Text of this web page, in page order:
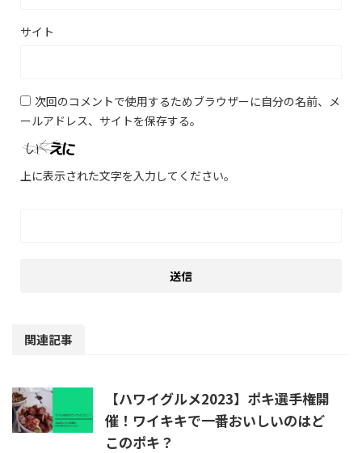
サイト
次回のコメントで使用するためブラウザーに自分の名前、メ
ールアドレス、サイトを保存する。
上に表示された文字を入力してください。
関連記事
【ハワイグルメ2023】ポキ選手権開
催！ワイキキで一番おいしいのはど
このポキ？